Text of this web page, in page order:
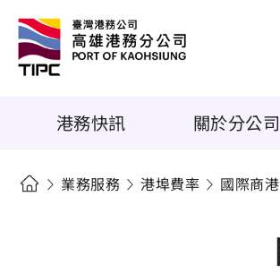
港務快訊 關於分公司
業務服務 港埠費率 國際商